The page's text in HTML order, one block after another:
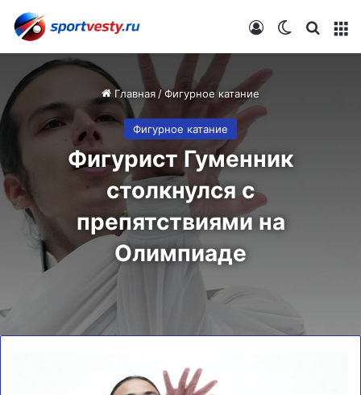
Switch skin
Войти
Главная /Фигурное катание
Фигурное катание
Фигурист Гуменник
столкнулся с
препятствиями на
Олимпиаде